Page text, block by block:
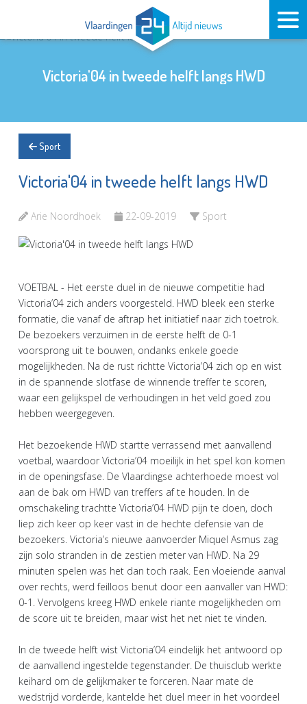
Victoria'04 in tweede helft langs HWD
Sport
Victoria'04 in tweede helft langs HWD
Arie Noordhoek 22-09-2019 Sport
VOETBAL - Het eerste duel in de nieuwe competitie had
Victoria’04 zich anders voorgesteld. HWD bleek een sterke
formatie, die vanaf de aftrap het initiatief naar zich toetrok.
De bezoekers verzuimen in de eerste helft de 0-1
voorsprong uit te bouwen, ondanks enkele goede
mogelijkheden. Na de rust richtte Victoria’04 zich op en wist
in de spannende slotfase de winnende treffer te scoren,
waar een gelijkspel de verhoudingen in het veld goed zou
hebben weergegeven.
Het bezoekende HWD startte verrassend met aanvallend
voetbal, waardoor Victoria’04 moeilijk in het spel kon komen
in de openingsfase. De Vlaardingse achterhoede moest vol
aan de bak om HWD van treffers af te houden. In de
omschakeling trachtte Victoria’04 HWD pijn te doen, doch
liep zich keer op keer vast in de hechte defensie van de
bezoekers. Victoria’s nieuwe aanvoerder Miquel Asmus zag
zijn solo stranden in de zestien meter van HWD. Na 29
minuten spelen was het dan toch raak. Een vloeiende aanval
over rechts, werd feilloos benut door een aanvaller van HWD:
0-1. Vervolgens kreeg HWD enkele riante mogelijkheden om
de score uit te breiden, maar wist het net niet te vinden.
In de tweede helft wist Victoria’04 eindelijk het antwoord op
de aanvallend ingestelde tegenstander. De thuisclub werkte
keihard om de gelijkmaker te forceren. Naar mate de
wedstrijd vorderde, kantelde het duel meer in het voordeel